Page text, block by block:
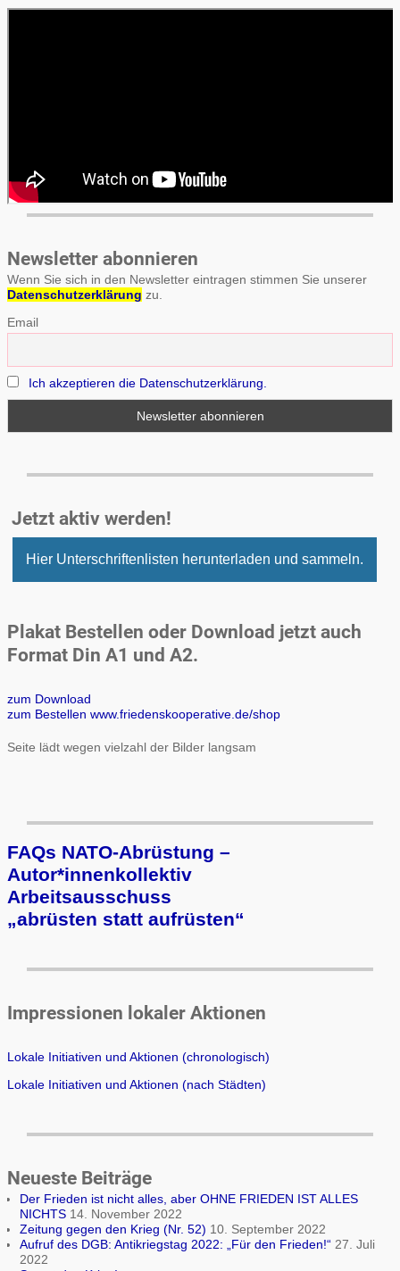
Newsletter abonnieren
Wenn Sie sich in den Newsletter eintragen stimmen Sie unserer
Datenschutzerklärung zu.
Email
Ich akzeptieren die Datenschutzerklärung.
Jetzt aktiv werden!
Hier Unterschriftenlisten herunterladen und sammeln.
Plakat Bestellen oder Download jetzt auch
Format Din A1 und A2.
zum Download
zum Bestellen www.friedenskooperative.de/shop
Seite lädt wegen vielzahl der Bilder langsam
FAQs NATO-Abrüstung –
Autor*innenkollektiv
Arbeits­aus­schuss
„ab­rüs­ten statt auf­rüs­ten“
Impressionen lokaler Aktionen
Lokale Initiativen und Aktionen (chronologisch)
Lokale Initiativen und Aktionen (nach Städten)
Neueste Beiträge
Der Frieden ist nicht alles, aber OHNE FRIEDEN IST ALLES
NICHTS 14. November 2022
Zeitung gegen den Krieg (Nr. 52) 10. September 2022
Aufruf des DGB: Antikriegstag 2022: „Für den Frieden!“ 27. Juli
2022